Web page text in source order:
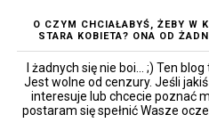
O CZYM CHCIAŁABYŚ, ŻEBY W
STARA KOBIETA? ONA OD
I żadnych się nie boi... ;) Ten
Jest wolne od cenzury. Jeśli
interesuje lub chcecie poznać
postaram się spełnić Wasze